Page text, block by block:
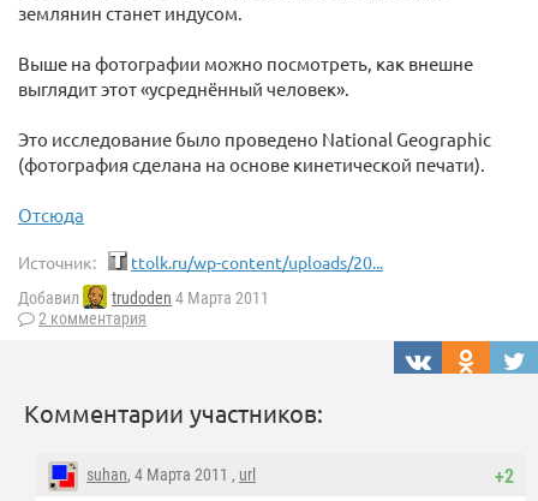
землянин станет индусом.
Выше на фотографии можно посмотреть, как внешне
выглядит этот «усреднённый человек».
Это исследование было проведено National Geographic
(фотография сделана на основе кинетической печати).
Отсюда
Источник: ttolk.ru/wp-content/uploads/20...
Добавил trudoden 4 Марта 2011
2 комментария
Комментарии участников:
+2
suhan, 4 Марта 2011 , url